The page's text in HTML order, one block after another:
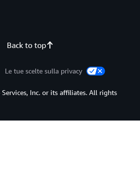
Back to top
Le tue scelte sulla privacy
Inc. or its affiliates. All rights